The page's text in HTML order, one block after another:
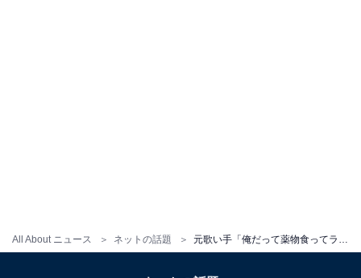
All About ニュース ネットの話題